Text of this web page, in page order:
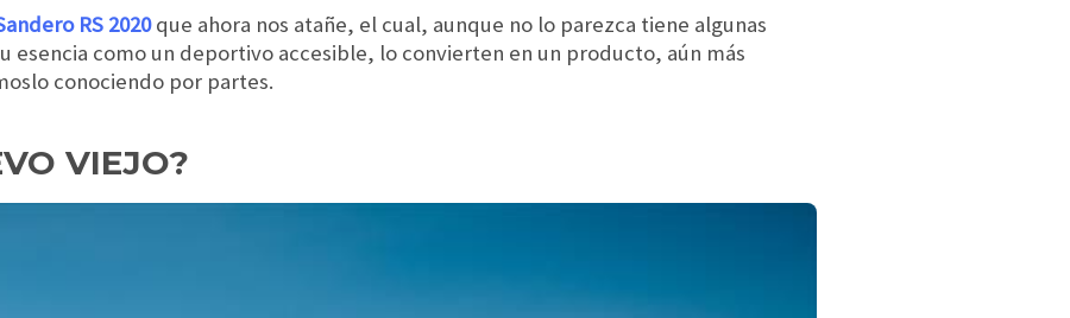
RS 2020 que ahora nos atañe, el cual, aunque no lo parezca tiene algunas
esencia como un deportivo accesible, lo convierten en un producto, aún más
conociendo por partes.
VIEJO?